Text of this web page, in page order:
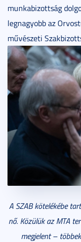
munkabizottság
legnagyobb az
művészeti
A SZAB kötelékébe
nő. Közülük az MTA
megjelent –